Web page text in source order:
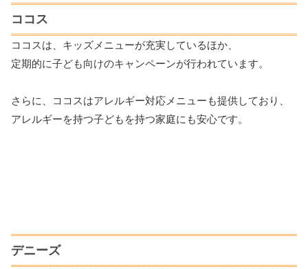
ココス
ココスは、キッズメニューが充実しているほか、
定期的に子ども向けのキャンペーンが行われています。
さらに、ココスはアレルギー対応メニューも提供しており、
アレルギーを持つ子どもを持つ家庭にも安心です。
デニーズ